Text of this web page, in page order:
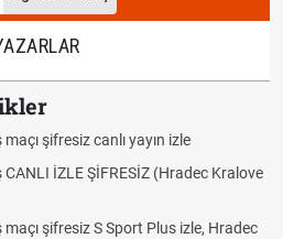
şifresiz canlı yayın izle
İZLE ŞİFRESİZ (Hradec Kralove
şifresiz S Sport Plus izle, Hradec